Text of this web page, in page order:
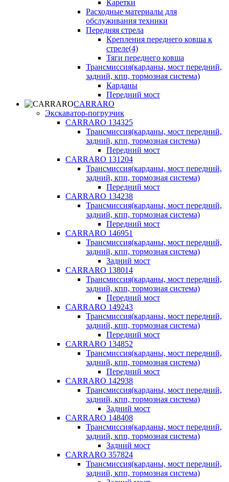
Каретки
Расходные материалы для
обслуживания техники
Передняя стрела
Крепления переднего ковша к
стреле(4)
Тяги переднего ковша
Трансмиссия(карданы, мост передний,
задний, кпп, тормозная система)
Карданы
Передний мост
CARRARO
Экскаватор-погрузчик
CARRARO 134325
Трансмиссия(карданы, мост передний,
задний, кпп, тормозная система)
Передний мост
CARRARO 131204
Трансмиссия(карданы, мост передний,
задний, кпп, тормозная система)
Передний мост
CARRARO 134238
Трансмиссия(карданы, мост передний,
задний, кпп, тормозная система)
Передний мост
CARRARO 146951
Трансмиссия(карданы, мост передний,
задний, кпп, тормозная система)
Задний мост
CARRARO 138014
Трансмиссия(карданы, мост передний,
задний, кпп, тормозная система)
Передний мост
CARRARO 149243
Трансмиссия(карданы, мост передний,
задний, кпп, тормозная система)
Передний мост
CARRARO 134852
Трансмиссия(карданы, мост передний,
задний, кпп, тормозная система)
Передний мост
CARRARO 142938
Трансмиссия(карданы, мост передний,
задний, кпп, тормозная система)
Задний мост
CARRARO 148408
Трансмиссия(карданы, мост передний,
задний, кпп, тормозная система)
Задний мост
CARRARO 357824
Трансмиссия(карданы, мост передний,
задний, кпп, тормозная система)